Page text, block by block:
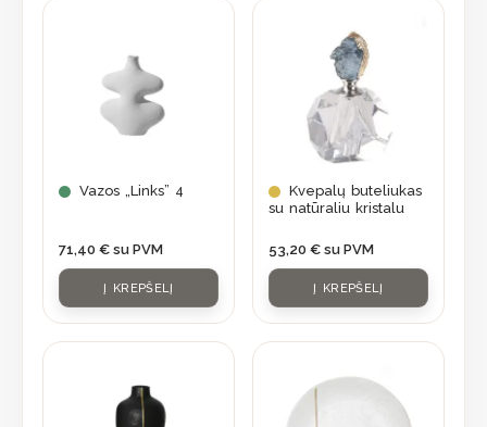
Vazos „Links” 4
71,40 € su PVM
Į KREPŠELĮ
Kvepalų buteliukas
su natūraliu kristalu
53,20 € su PVM
Į KREPŠELĮ